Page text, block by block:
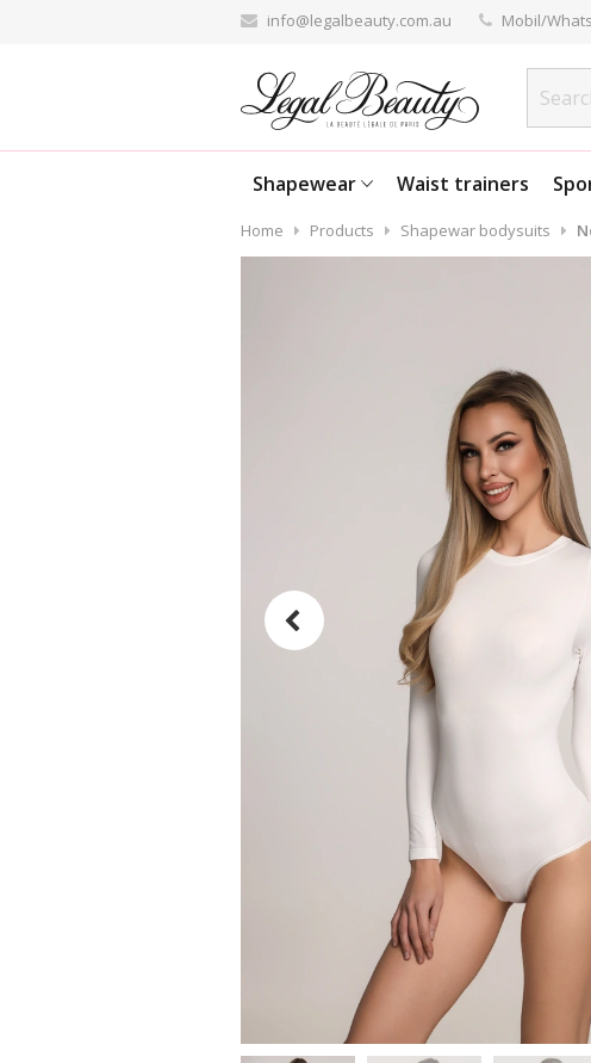
info@legalbeauty.com.au Mobil/
Shapewear Waist trainers
Home Products Shapewar bodysuits